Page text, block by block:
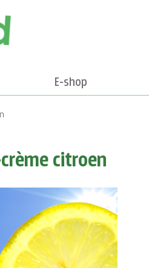
E-shop
citroen